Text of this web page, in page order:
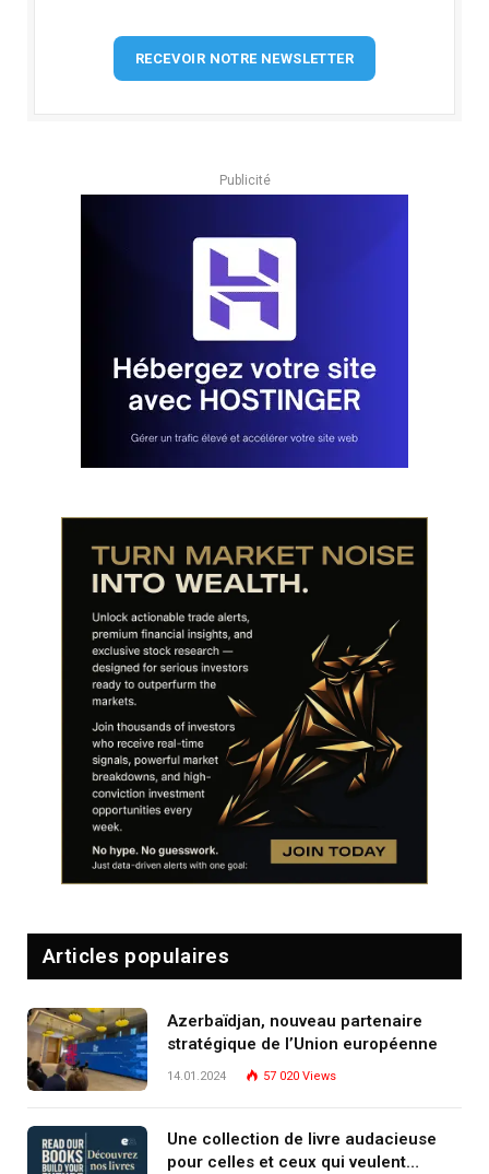
RECEVOIR NOTRE NEWSLETTER
Publicité
Articles populaires
Azerbaïdjan, nouveau partenaire
stratégique de l’Union européenne
14.01.2024 57 020 Views
Une collection de livre audacieuse
pour celles et ceux qui veulent